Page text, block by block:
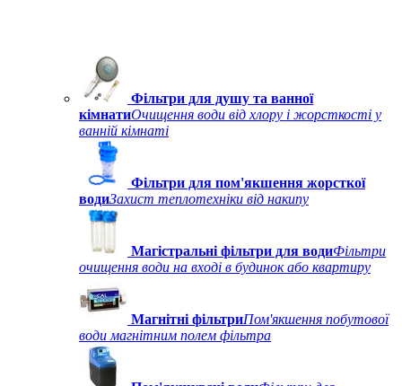
Фільтри для душу та ванної
кімнатиОчищення води від хлору і жорсткості у
ванній кімнаті
Фільтри для пом'якшення жорсткої
водиЗахист теплотехніки від накипу
Магістральні фільтри для водиФільтри
очищення води на вході в будинок або квартиру
Магнітні фільтриПом'якшення побутової
води магнітним полем фільтра